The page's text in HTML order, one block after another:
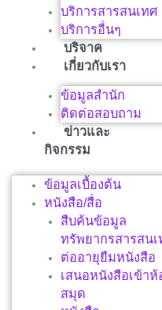
บริการสารสนเทศ
บริการอื่นๆ
บริจาค
เกี่ยวกับเรา
ข้อมูลสำนัก
ติดต่อสอบถาม
ข่าวและ
กิจกรรม
ข้อมูลเบื้องต้น
หนังสือ/สื่อ
สืบค้นข้อมูล
ทรัพยากรสารสนเ
ต่ออายุยืมหนังสือ
เสนอหนังสือเข้าห้
สมุด